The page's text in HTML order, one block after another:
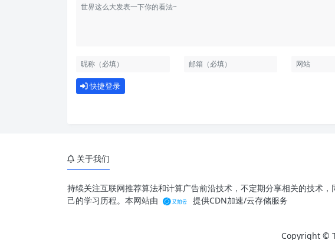
快捷登录
关于我们
持续关注互联网推荐算法和计算广告前沿技术，不定期分享相关的技术，
己的学习历程。本网站由
提供CDN加速/云存储服务
Copyright ©